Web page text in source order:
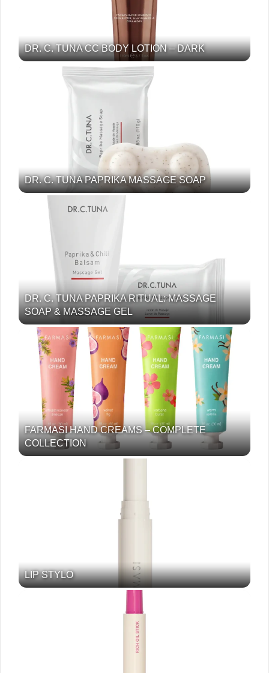
DR. C. TUNA CC BODY LOTION – DARK
DR. C. TUNA PAPRIKA MASSAGE SOAP
DR. C. TUNA PAPRIKA RITUAL: MASSAGE
SOAP & MASSAGE GEL
FARMASI HAND CREAMS – COMPLETE
COLLECTION
LIP STYLO